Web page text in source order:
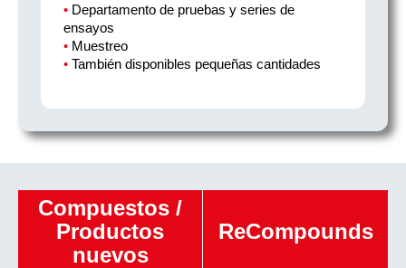
• Departamento de pruebas y series de
ensayos
• Muestreo
• También disponibles pequeñas cantidades
Compuestos /
Productos
nuevos
ReCompounds